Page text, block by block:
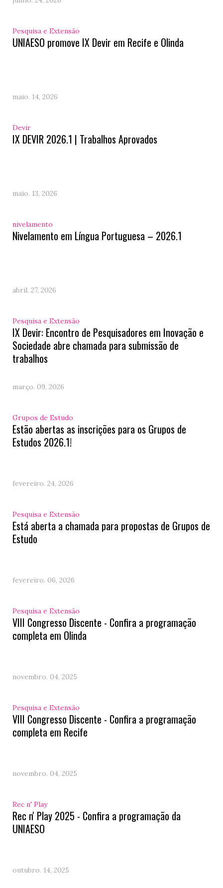
Pesquisa e Extensão
UNIAESO promove IX Devir em Recife e Olinda
maio. 14, 2026
Devir
IX DEVIR 2026.1 | Trabalhos Aprovados
maio. 13, 2026
nivelamento
Nivelamento em Língua Portuguesa – 2026.1
abril. 27, 2026
Pesquisa e Extensão
IX Devir: Encontro de Pesquisadores em Inovação e
Sociedade abre chamada para submissão de
trabalhos
março. 09, 2026
Grupos de Estudo
Estão abertas as inscrições para os Grupos de
Estudos 2026.1!
fevereiro. 24, 2026
Pesquisa e Extensão
Está aberta a chamada para propostas de Grupos de
Estudo
fevereiro. 06, 2026
Pesquisa e Extensão
VIII Congresso Discente - Confira a programação
completa em Olinda
novembro. 04, 2025
Pesquisa e Extensão
VIII Congresso Discente - Confira a programação
completa em Recife
novembro. 04, 2025
Rec n' Play
Rec n' Play 2025 - Confira a programação da
UNIAESO
outubro. 14, 2025